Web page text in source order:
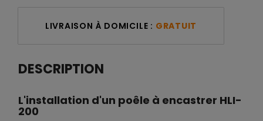
LIVRAISON À DOMICILE : GRATUIT
DESCRIPTION
L'installation d'un poêle à encastrer HLI-
200